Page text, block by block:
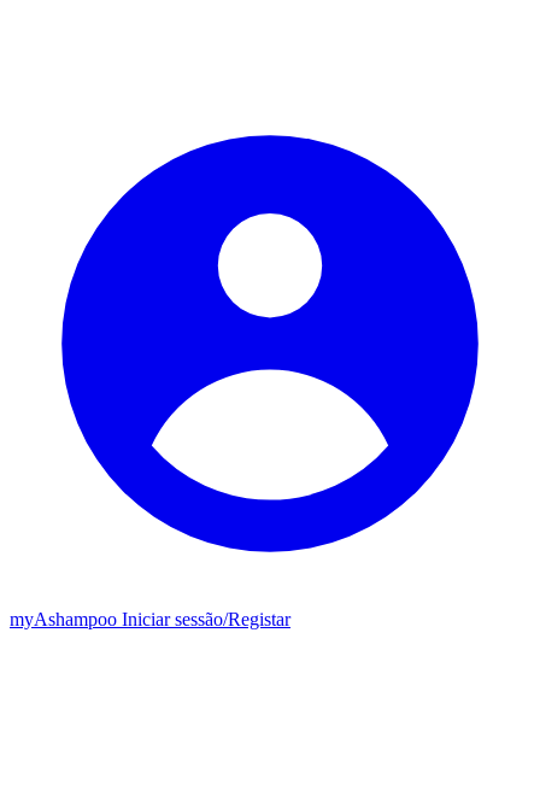
myAshampoo Iniciar sessão/Registar